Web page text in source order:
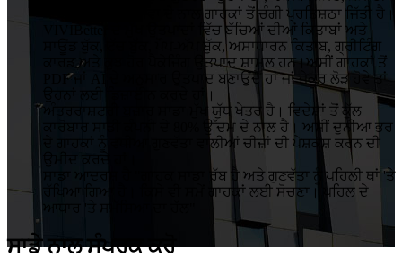
ਪਾਬੰਦ ਅਤੇ ਕੁਸ਼ਲ ਸੇਵਾ ਦੇ ਨਾਲ ਗਾਹਕਾਂ ਤੋਂ ਚੰਗੀ ਪ੍ਰਤਿਸ਼ਠਾ ਜਿੱਤੀ ਹੈ।
VIVIBetter ਦੇ ਮੁੱਖ ਉਤਪਾਦਾਂ ਵਿੱਚ ਬੱਚਿਆਂ ਦੀਆਂ ਕਿਤਾਬਾਂ ਅਤੇ
ਸਾਊਂਡ ਬੁੱਕ, ਟੱਚ ਬੁੱਕ, ਪੌਪ-ਅੱਪ ਬੁੱਕ, ਅਸਾਧਾਰਨ ਕਿਤਾਬ, ਗ੍ਰੀਟਿੰਗ
ਕਾਰਡ ਅਤੇ ਕੁਝ ਹੋਰ ਪੈਕੇਜਿੰਗ ਉਤਪਾਦ ਸ਼ਾਮਲ ਹਨ।ਅਸੀਂ ਗਾਹਕਾਂ ਤੋਂ
PDF ਜਾਂ AI ਦੇ ਅਨੁਸਾਰ ਉਤਪਾਦ ਬਣਾਉਂਦੇ ਹਾਂ ਜਾਂ ਜੇਕਰ ਲੋੜ ਹੋਵੇ ਤਾਂ
ਉਹਨਾਂ ਲਈ ਡਿਜ਼ਾਈਨ ਕਰਦੇ ਹਾਂ।
ਅੰਤਰਰਾਸ਼ਟਰੀ ਬਜ਼ਾਰ ਸਾਡਾ ਮੁੱਖ ਯੁੱਧ ਖੇਤਰ ਹੈ। ਵਿਦੇਸ਼ਾਂ ਤੋਂ ਕੁੱਲ
ਕਾਰੋਬਾਰ ਸਾਡੀ ਕੰਪਨੀ ਦੇ 80% ਉੱਦਮ ਦੇ ਨਾਲ ਹੈ। ਅਸੀਂ ਦੁਨੀਆ ਭਰ
ਦੇ ਗਾਹਕਾਂ ਨੂੰ ਵਧੀਆ ਗੁਣਵੱਤਾ ਵਾਲੀਆਂ ਚੀਜ਼ਾਂ ਦੀ ਪੇਸ਼ਕਸ਼ ਕਰਨ ਦੀ
ਸਾਡਾ ਆਦਰਸ਼ ਹੈ "ਗਾਹਕ ਸਾਡਾ ਰੱਬ ਹੈ ਅਤੇ ਗੁਣਵੱਤਾ ਨੂੰ ਪਹਿਲੀ ਥਾਂ 'ਤੇ
ਰੱਖਿਆ ਗਿਆ ਹੈ। ਕਿਸੇ ਵੀ ਸਮੇਂ ਗਾਹਕਾਂ ਲਈ ਸੋਚਣਾ। ਪਹਿਲ ਦੇ
ਸਾਡੇ ਨਾਲ ਸੰਪਰਕ ਕਰੋ